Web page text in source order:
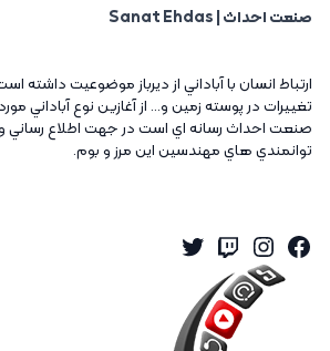
صنعت احداث | Sanat Ehdas
ارتباط انسان با آباداني از ديرباز موضوعيت داشته
تغييرات در پوسته زمين و... از آغازين نوع آباداني
صنعت احداث رسانه اي است در جهت اطلاع رساني
توانمندي هاي مهندسين اين مرز و بوم.
Facebook
Instagram
Twitch
Twitter